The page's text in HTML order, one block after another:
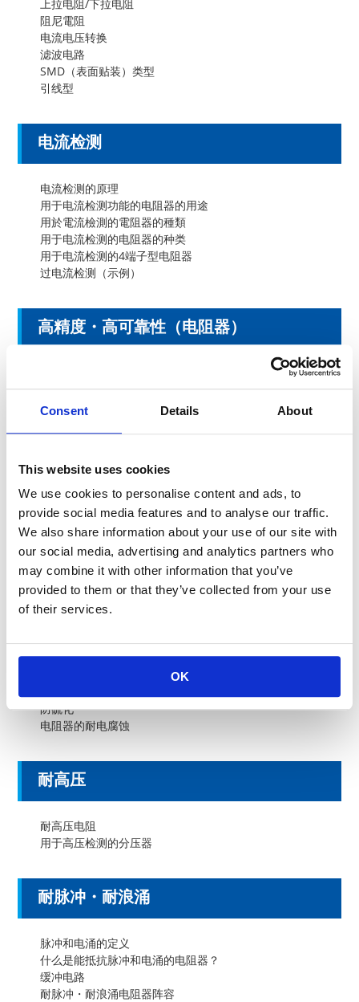
Consent Details About
This website uses cookies
We use cookies to personalise content and ads, to
provide social media features and to analyse our traffic.
We also share information about your use of our site with
our social media, advertising and analytics partners who
may combine it with other information that you’ve
provided to them or that they’ve collected from your use
of their services.
OK
上拉电阻/下拉电阻
阻尼電阻
电流电压转换
滤波电路
SMD（表面贴装）类型
引线型
电流检测
电流检测的原理
用于电流检测功能的电阻器的用途
用於電流檢測的電阻器的種類
用于电流检测的电阻器的种类
用于电流检测的4端子型电阻器
过电流检测（示例）
高精度・高可靠性（电阻器）
电流噪音小
长期稳定性
高功率负载
限流电阻（限制突入电流）
功率负载电阻
放电电阻器（符合安全标准）
SMD（表面贴装）类型
引线型
耐环境
防硫化
电阻器的耐电腐蚀
耐高压
耐高压电阻
用于高压检测的分压器
耐脉冲・耐浪涌
脉冲和电涌的定义
什么是能抵抗脉冲和电涌的电阻器？
缓冲电路
耐脉冲・耐浪涌电阻器阵容